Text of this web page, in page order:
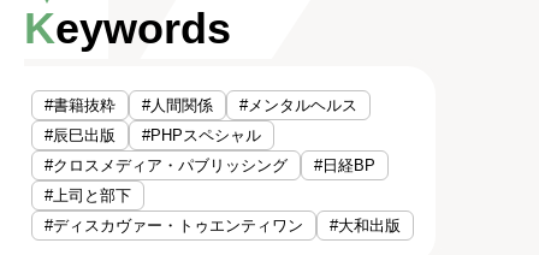
Keywords
#書籍抜粋 #人間関係
#メンタルヘルス
#辰巳出版
#PHPスペシャル
#クロスメディア・パブリッシング
#日経BP
#上司と部下
#ディスカヴァー・トゥエンティワン
#大和出版